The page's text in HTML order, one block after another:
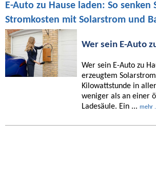
E-Auto zu Hause laden: So senken
Stromkosten mit Solarstrom und
Wer sein E-Auto
Wer sein E-Auto zu
erzeugtem
Kilowattstunde in
weniger als an einer
Ladesäule. Ein ... mehr